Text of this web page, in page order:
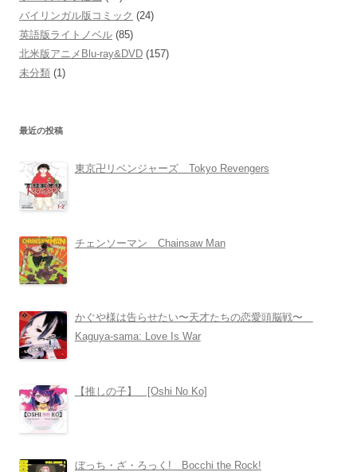
バイリンガル版コミック (24)
英語版ライトノベル (85)
北米版アニメBlu-ray&DVD (157)
未分類 (1)
最近の投稿
東京卍リベンジャーズ Tokyo Revengers
チェンソーマン Chainsaw Man
かぐや様は告らせたい〜天才たちの恋愛頭脳戦〜
Kaguya-sama: Love Is War
【推しの子】 [Oshi No Ko]
ぼっち・ざ・ろっく! Bocchi the Rock!